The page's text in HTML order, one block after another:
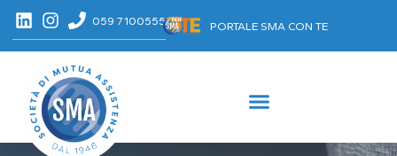
059 7100555 PORTALE SMA CON TE